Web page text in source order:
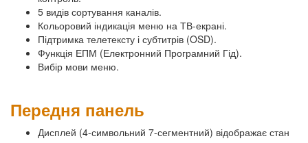
5 видів сортування каналів.
Кольоровий індикація меню на ТВ-екрані.
Підтримка телетексту і субтитрів (OSD).
Функція ЕПМ (Електронний Програмний Гід).
Вибір мови меню.
Передня панель
Дисплей (4-символьний 7-сегментний) відображає стан